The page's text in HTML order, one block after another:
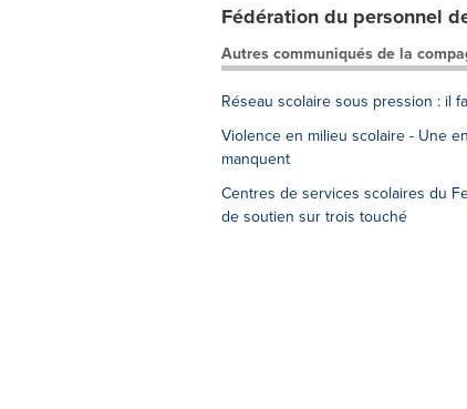
Fédération du personnel
Autres communiqués de la
Réseau scolaire sous pression : il
Violence en milieu scolaire - Une
manquent
Centres de services scolaires du
de soutien sur trois touché